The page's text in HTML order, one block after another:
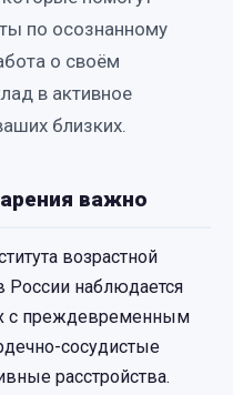
по осознанному
о своём
в активное
близких.
важно
возрастной
наблюдается
с преждевременным
сосудистые
расстройства.